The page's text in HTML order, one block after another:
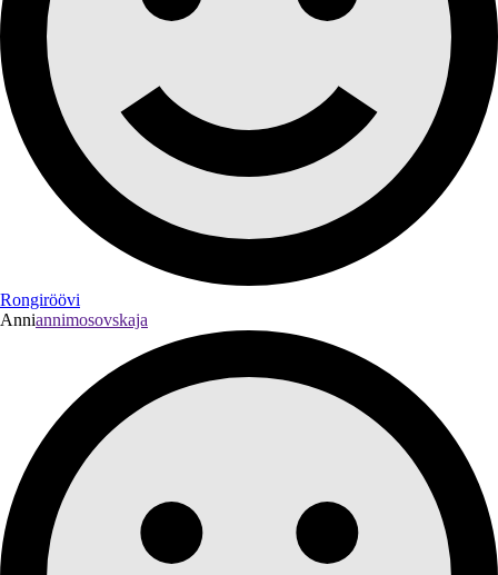
Rongiröövi
Anniannimosovskaja